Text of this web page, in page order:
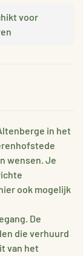
voor
in het
wensen. Je
ook mogelijk
De
die verhuurd
van het